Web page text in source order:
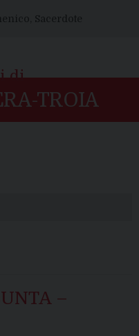
Sacerdote
–